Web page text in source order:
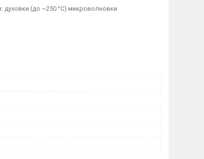
духовки (до ~250 °C) микроволновки